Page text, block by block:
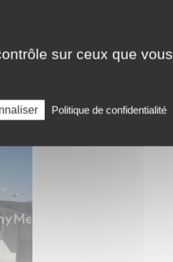
sur ceux que vous
Politique de confidentialité